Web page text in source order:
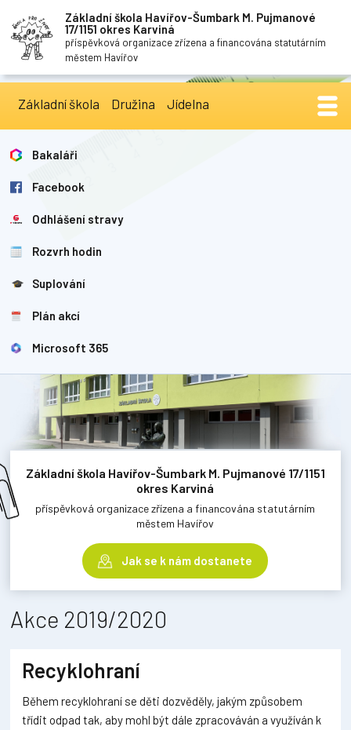
Základní škola Havířov-Šumbark M. Pujmanové
17/1151 okres Karviná
příspěvková organizace zřízena a financována statutárním
městem Havířov
Základní škola Družina Jídelna
Bakaláři
Facebook
Odhlášení stravy
Rozvrh hodin
Suplování
Plán akcí
Microsoft 365
Základní škola Havířov-Šumbark M. Pujmanové 17/1151
okres Karviná
příspěvková organizace zřízena a financována statutárním
městem Havířov
Jak se k nám dostanete
Akce 2019/2020
Recyklohraní
Během recyklohraní se děti dozvěděly, jakým způsobem
třídit odpad tak, aby mohl být dále zpracováván a využíván k